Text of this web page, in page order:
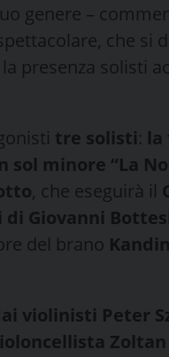
genere –
che si
presenza solisti
tre solisti: la
sol minore “La
, che eseguirà il
di Giovanni
del brano
violinisti Peter
Zoltan